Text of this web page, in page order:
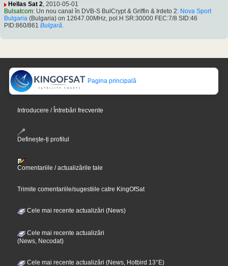
Hellas Sat 2, 2010-05-01
Bulsatcom: Un nou canal în DVB-S BulCrypt & Griffin & Irdeto 2: Nova Sport
Bulgaria (Bulgaria) on 12647.00MHz, pol.H SR:30000 FEC:7/8 SID:46
PID:860/861 Bulgară.
Pagina principală
Introducere / Întrebări frecvente
Definește-ți profilul
Comentariile / actualizările tale
Trimite comentariile/sugestiile catre KingOfSat
Cele mai recente actualizări (News)
Cele mai recente actualizări
(News, Necodat)
Cele mai recente actualizări (News, Hotbird 13°E)